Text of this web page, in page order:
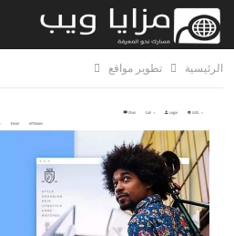
الرئيسية تطوير مواقع